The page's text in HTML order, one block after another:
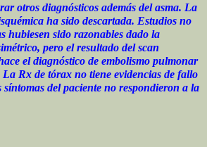
otros diagnósticos además del asma. La
ha sido descartada. Estudios no
hubiesen sido razonables dado la
pero el resultado del scan
el diagnóstico de embolismo pulmonar
Rx de tórax no tiene evidencias de fallo
síntomas del paciente no respondieron a la